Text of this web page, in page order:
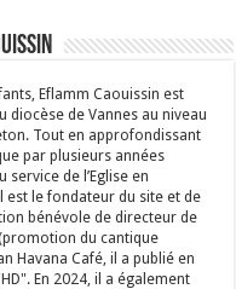
Eflamm Caouissin est
diocèse de Vannes au niveau
Tout en approfondissant
par plusieurs années
service de l’Eglise en
est le fondateur du site et de
bénévole de directeur de
du cantique
Havana Café, il a publié en
En 2024, il a également